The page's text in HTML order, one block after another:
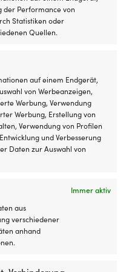
der Performance von
Statistiken oder
Quellen.
auf einem Endgerät,
von Werbeanzeigen,
Werbung, Verwendung
Werbung, Erstellung von
Verwendung von Profilen
und Verbesserung
Daten zur Auswahl von
Immer aktiv
aus
verschiedener
anhand
Zinkanode Tecnoseal, für
Außenborder, passend für
UVP33,02
MwSt. inkl.
NACHBESTELLT WERDEN)